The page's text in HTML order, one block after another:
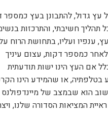
עץ גדול, להתבונן בעץ כמספר
תהליך חשיבתי, והתרכזות
ענפיו ועליו, בתחושת הרוח
כמספר דקות, עצום עיניך
אם העץ הינו ישות תודעתית
בטלפתיה, או שהמידע הינו
הוא שבמצב של מיינדפולנס
המציאות הסדורה שלנו,